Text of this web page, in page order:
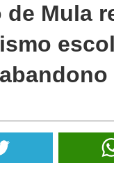
de Mula